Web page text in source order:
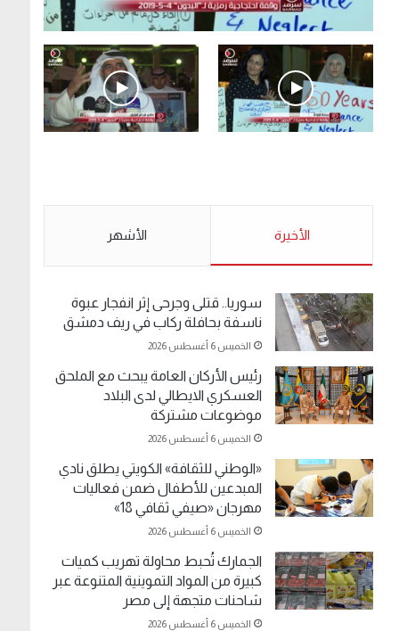
.وقفة احتجاجية رمزية لـ”#البدون” في ساحة الإرادة
الأحد 5 مايو 2019
مخدرات يعني ولا خمر؟!.
الأخيرة الأشهر
سوريا.. قتلى وجرحى إثر انفجار عبوة
ناسفة بحافلة ركاب في ريف دمشق
الخميس 6 أغسطس 2026
رئيس الأركان العامة يبحث مع الملحق
العسكري الايطالي لدى البلاد
موضوعات مشتركة
الخميس 6 أغسطس 2026
«الوطني للثقافة» الكويتي يطلق نادي
المبدعين للأطفال ضمن فعاليات
مهرجان «صيفي ثقافي 18»
الخميس 6 أغسطس 2026
الجمارك تُحبط محاولة تهريب كميات
كبيرة من المواد التموينية المتنوعة عبر
شاحنات متجهة إلى مصر
الخميس 6 أغسطس 2026